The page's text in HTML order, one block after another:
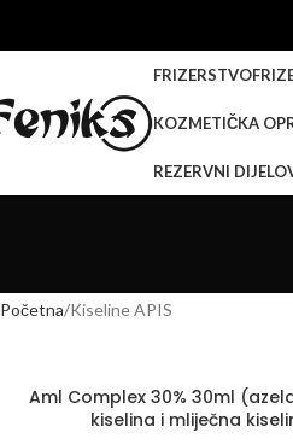
FRIZERSTVO
KOZMETIČKA
REZERVNI
Početna Kiseline APIS
Aml Complex 30% 30ml
kiselina i mliječna